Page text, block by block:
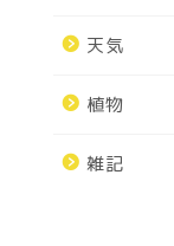
天気
植物
雑記